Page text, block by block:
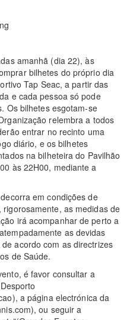
amanhã (dia 22), às
bilhetes do próprio dia
Tap Seac, a partir das
e cada pessoa só pode
Os bilhetes esgotam-se
relembra a todos
entrar no recinto uma
diário, e os bilhetes
na bilheteira do Pavilhão
às 22H00, mediante a
em condições de
as medidas de
irá acompanhar de perto a
as devidas
acordo com as directrizes
de Saúde.
é favor consultar a
a página electrónica da
ou seguir a